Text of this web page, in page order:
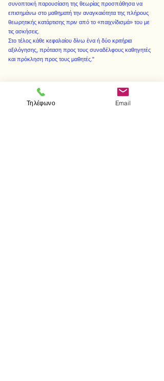
συνοπτοκή παρουσίαση της θεωρίας προσπάθησα να
επισημάνω στο μαθηματή την αναγκαιότητα της πλήρους
θεωρητικής κατάρτισης πριν από το «παιχνίδισμά» του με
τις ασκήσεις.
Στο τέλος κάθε κεφαλαίου δίνω ένα ή δύο κριτήρια
αξιλόγησης, πρόταση προς τους συναδέλφους καθηγητές
και πρόκληση προς τους μαθητές."
< Προηγούμενο Επόμενο >
Τηλέφωνο Email